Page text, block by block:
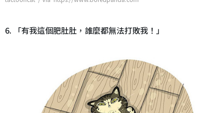
6. 「有我這個肥肚肚，誰麼都無法打敗我！」